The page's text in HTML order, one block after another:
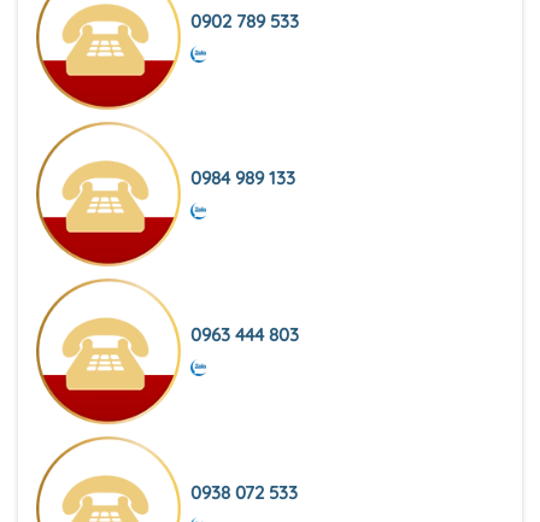
0902 789 533
0984 989 133
0963 444 803
0938 072 533